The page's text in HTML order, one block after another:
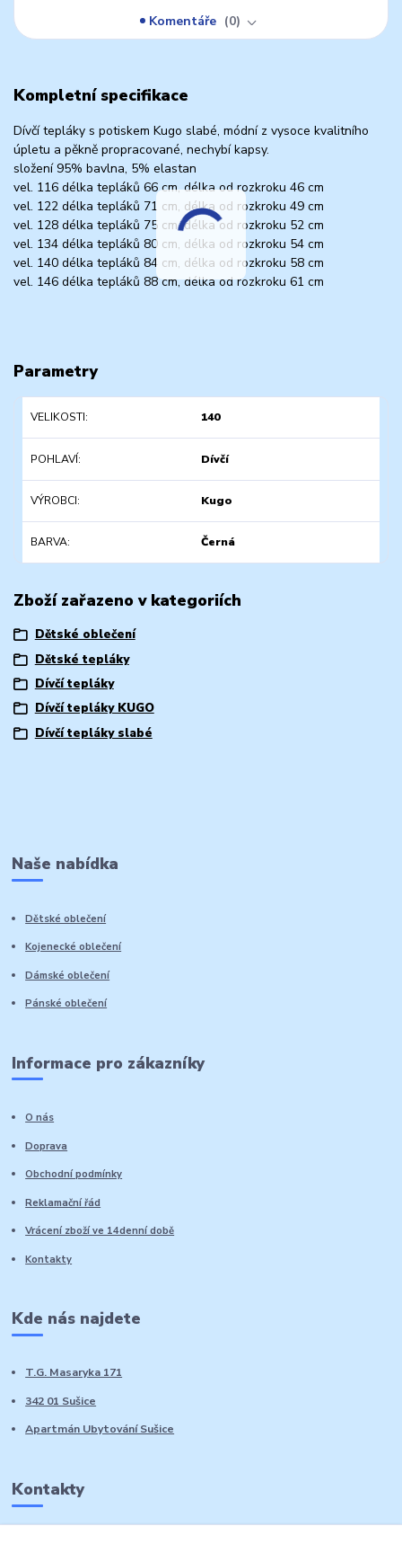
Komentáře
0
Kompletní specifikace
Dívčí tepláky s potiskem Kugo slabé, módní z vysoce kvalitního
úpletu a pěkně propracované, nechybí kapsy.
složení 95% bavlna, 5% elastan
vel. 116 délka tepláků 66 cm, délka od rozkroku 46 cm
vel. 122 délka tepláků 71 cm, délka od rozkroku 49 cm
vel. 128 délka tepláků 75 cm, délka od rozkroku 52 cm
vel. 134 délka tepláků 80 cm, délka od rozkroku 54 cm
vel. 140 délka tepláků 84 cm, délka od rozkroku 58 cm
vel. 146 délka tepláků 88 cm, délka od rozkroku 61 cm
Parametry
VELIKOSTI 140
POHLAVÍ Dívčí
VÝROBCI Kugo
BARVA Černá
Zboží zařazeno v kategoriích
Dětské oblečení
Dětské tepláky
Dívčí tepláky
Dívčí tepláky KUGO
Dívčí tepláky slabé
Naše nabídka
Dětské oblečení
Kojenecké oblečení
Dámské oblečení
Pánské oblečení
Informace pro zákazníky
O nás
Doprava
Obchodní podmínky
Reklamační řád
Vrácení zboží ve 14denní době
Kontakty
Kde nás najdete
T.G. Masaryka 171
342 01 Sušice
Apartmán Ubytování Sušice
Kontakty